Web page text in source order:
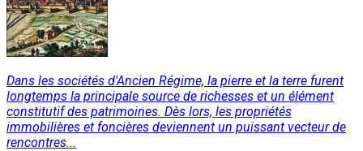
Dans les sociétés d'Ancien Régime, la pierre et la terre furent
longtemps la principale source de richesses et un élément
constitutif des patrimoines. Dès lors, les propriétés
immobilières et foncières deviennent un puissant vecteur de
rencontres...